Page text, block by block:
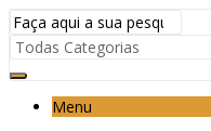
Menu